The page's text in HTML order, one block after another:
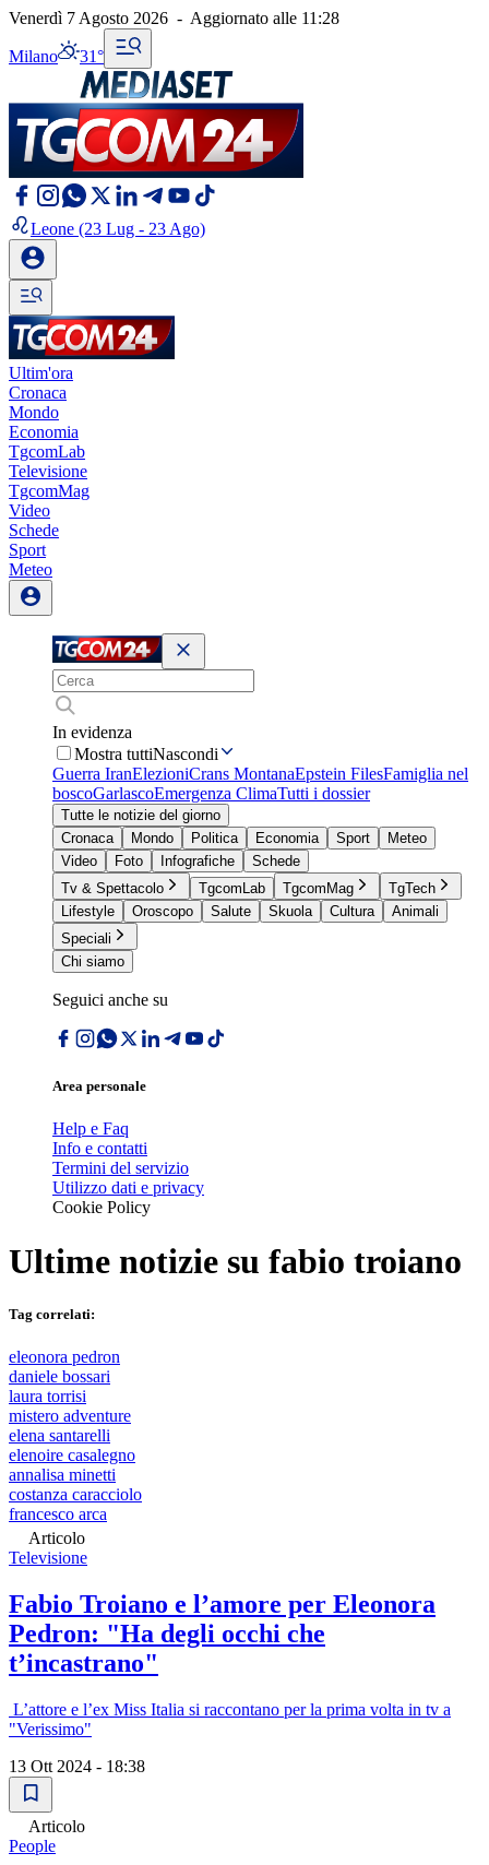
Venerdì 7 Agosto 2026 - Aggiornato alle 11:28
Milano 31°
Leone (23 Lug - 23 Ago)
Ultim'ora
Cronaca
Mondo
Economia
TgcomLab
Televisione
TgcomMag
Video
Schede
Sport
Meteo
In evidenza
Mostra tuttiNascondi
Guerra IranElezioniCrans MontanaEpstein FilesFamiglia nel
boscoGarlascoEmergenza ClimaTutti i dossier
Tutte le notizie del giorno
Cronaca
Mondo Politica Economia Sport
Meteo
Video
Foto Infografiche
Schede
Tv & Spettacolo
TgcomLab TgcomMag
TgTech
Lifestyle
Oroscopo Salute Skuola Cultura
Animali
Speciali
Chi siamo
Seguici anche su
Area personale
Help e Faq
Info e contatti
Termini del servizio
Utilizzo dati e privacy
Cookie Policy
Ultime notizie su fabio troiano
Tag correlati:
eleonora pedron
daniele bossari
laura torrisi
mistero adventure
elena santarelli
elenoire casalegno
annalisa minetti
costanza caracciolo
francesco arca
Articolo
Televisione
Fabio Troiano e l’amore per Eleonora
Pedron: "Ha degli occhi che
t’incastrano"
L’attore e l’ex Miss Italia si raccontano per la prima volta in tv a
"Verissimo"
13 Ott 2024 - 18:38
Articolo
People